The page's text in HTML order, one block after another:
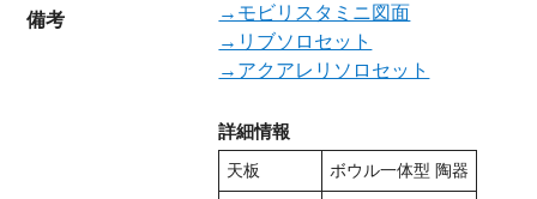
備考
→モビリスタミニ図面
→リブソロセット
→アクアレリソロセット
詳細情報
天板 ボウル一体型 陶器